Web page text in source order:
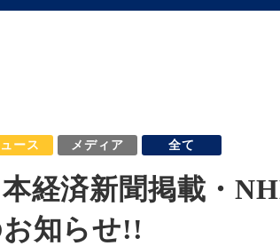
ース メディア 全て
本経済新聞掲載・
知らせ!!